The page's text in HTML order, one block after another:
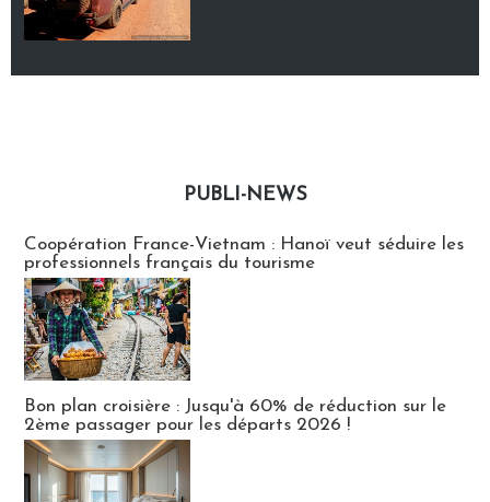
PUBLI-NEWS
Coopération France-Vietnam : Hanoï veut séduire les
professionnels français du tourisme
Bon plan croisière : Jusqu'à 60% de réduction sur le
2ème passager pour les départs 2026 !